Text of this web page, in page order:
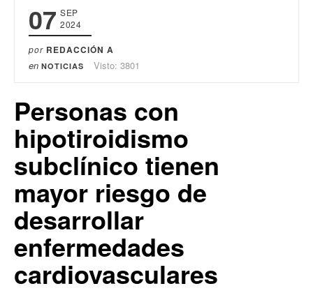
07 SEP
2024
por REDACCIÓN A
en NOTICIAS Visto: 3801
Personas con
hipotiroidismo
subclínico tienen
mayor riesgo de
desarrollar
enfermedades
cardiovasculares